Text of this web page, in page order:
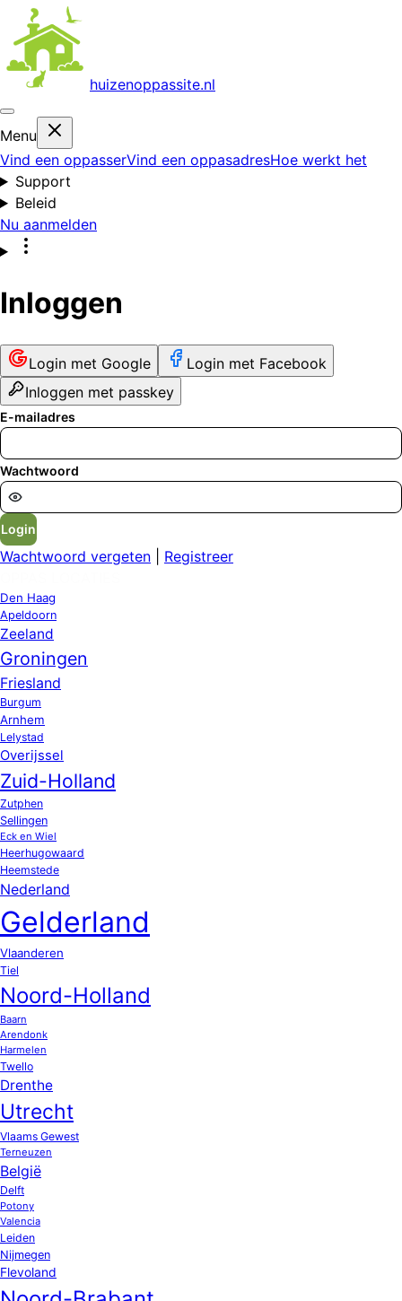
huizenoppassite.nl
Menu
Vind een oppasserVind een oppasadresHoe werkt het
Support
Beleid
Nu aanmelden
Inloggen
Login met Google
Login met Facebook
Inloggen met passkey
E-mailadres
Wachtwoord
Login
Wachtwoord vergeten
Registreer
Den Haag
Apeldoorn
Zeeland
Groningen
Friesland
Burgum
Arnhem
Lelystad
Overijssel
Zuid-Holland
Zutphen
Sellingen
Eck en Wiel
Heerhugowaard
Heemstede
Nederland
Gelderland
Vlaanderen
Tiel
Noord-Holland
Baarn
Arendonk
Harmelen
Twello
Drenthe
Utrecht
Vlaams Gewest
Terneuzen
België
Delft
Potony
Valencia
Leiden
Nijmegen
Flevoland